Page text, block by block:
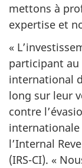
mettons à
expertise et
«
participant
international
long sur leur
contre
internationale
l’Internal
(IRS-CI). «